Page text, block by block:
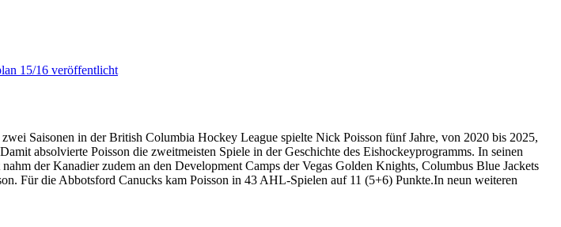
15/16 veröffentlicht
Saisonen in der British Columbia Hockey League spielte Nick Poisson fünf Jahre, von 2020 bis 2025,
absolvierte Poisson die zweitmeisten Spiele in der Geschichte des Eishockeyprogramms. In seinen
der Kanadier zudem an den Development Camps der Vegas Golden Knights, Columbus Blue Jackets
Für die Abbotsford Canucks kam Poisson in 43 AHL-Spielen auf 11 (5+6) Punkte.In neun weiteren